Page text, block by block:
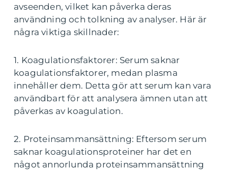
avseenden, vilket kan påverka deras
användning och tolkning av analyser. Här är
några viktiga skillnader:
1. Koagulationsfaktorer: Serum saknar
koagulationsfaktorer, medan plasma
innehåller dem. Detta gör att serum kan vara
användbart för att analysera ämnen utan att
påverkas av koagulation.
2. Proteinsammansättning: Eftersom serum
saknar koagulationsproteiner har det en
något annorlunda proteinsammansättning